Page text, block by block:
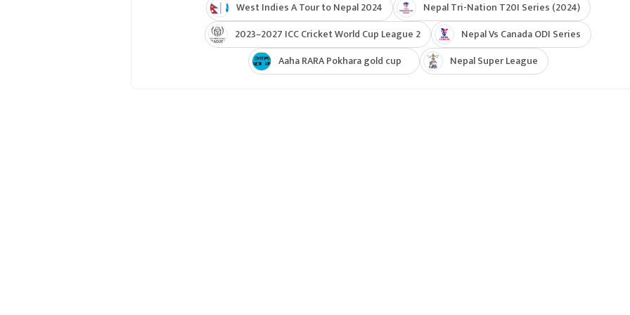
West Indies A Tour to Nepal 2024
Nepal Tri-Nation T20I Series (2024)
2023–2027 ICC Cricket World Cup League 2
Nepal Vs Canada ODI Series
Aaha RARA Pokhara gold cup
Nepal Super League